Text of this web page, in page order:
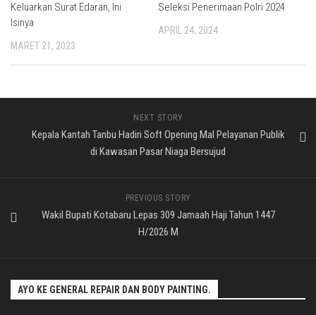
Keluarkan Surat Edaran, Ini
Isinya
MARET 21, 2023
Seleksi Penerimaan Polri 2024
APRIL 24, 2024
NEXT STORY
Kepala Kantah Tanbu Hadiri Soft Opening Mal Pelayanan Publik
di Kawasan Pasar Niaga Bersujud
PREVIOUS STORY
Wakil Bupati Kotabaru Lepas 309 Jamaah Haji Tahun 1447
H/2026 M
AYO KE GENERAL REPAIR DAN BODY PAINTING.